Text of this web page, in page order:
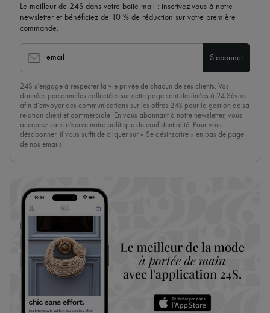
Le meilleur de 24S dans votre boite mail : inscrivez-vous à notre
newsletter et bénéficiez de 10 % de réduction sur votre première
commande.
email S'abonner
24S s’engage à respecter la vie privée de chacun de ses clients. Vos
données personnelles collectées sur cette page sont destinées à 24 Sèvres
afin d’envoyer des communications sur les offres 24S pour la gestion de sa
relation client et commerciale. En vous abonnant à notre newsletter, vous
acceptez sans réserve notre politique de confidentialité. Pour vous
désabonner, il vous suffit de cliquer sur « Se désinscrire » en bas de page
de nos emails.